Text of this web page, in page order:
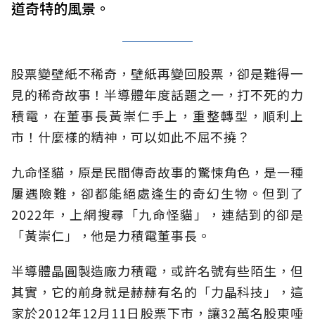
道奇特的風景。
股票變壁紙不稀奇，壁紙再變回股票，卻是難得一
見的稀奇故事！半導體年度話題之一，打不死的力
積電，在董事長黃崇仁手上，重整轉型，順利上
市！什麼樣的精神，可以如此不屈不撓？
九命怪貓，原是民間傳奇故事的驚悚角色，是一種
屢遇險難，卻都能絕處逢生的奇幻生物。但到了
2022年，上網搜尋「九命怪貓」，連結到的卻是
「黃崇仁」，他是力積電董事長。
半導體晶圓製造廠力積電，或許名號有些陌生，但
其實，它的前身就是赫赫有名的「力晶科技」，這
家於2012年12月11日股票下市，讓32萬名股東唾